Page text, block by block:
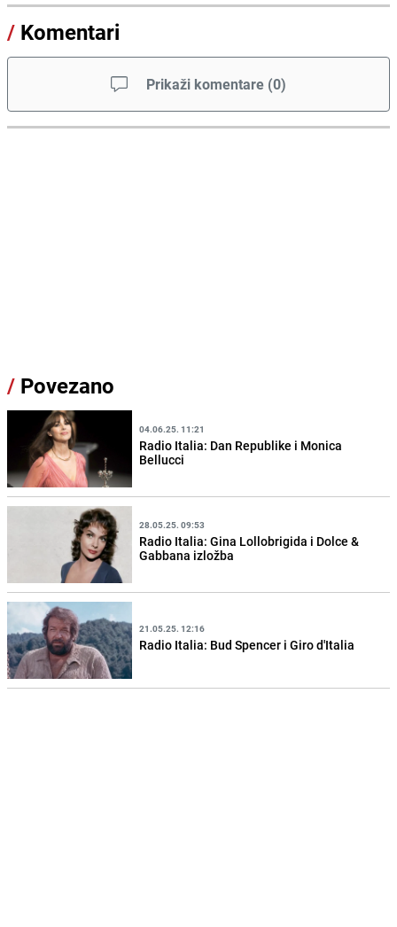
/ Komentari
Prikaži komentare (0)
/ Povezano
04.06.25. 11:21
Radio Italia: Dan Republike i Monica
Bellucci
28.05.25. 09:53
Radio Italia: Gina Lollobrigida i Dolce &
Gabbana izložba
21.05.25. 12:16
Radio Italia: Bud Spencer i Giro d'Italia